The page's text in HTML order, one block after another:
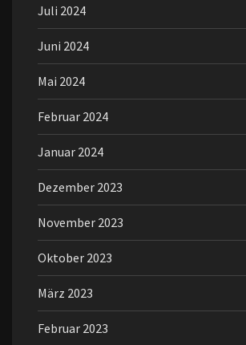
Juli 2024
Juni 2024
Mai 2024
Februar 2024
Januar 2024
Dezember 2023
November 2023
Oktober 2023
März 2023
Februar 2023